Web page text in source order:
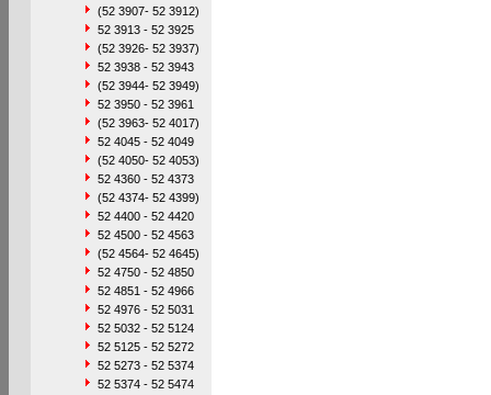
(52 3907- 52 3912)
52 3913 - 52 3925
(52 3926- 52 3937)
52 3938 - 52 3943
(52 3944- 52 3949)
52 3950 - 52 3961
(52 3963- 52 4017)
52 4045 - 52 4049
(52 4050- 52 4053)
52 4360 - 52 4373
(52 4374- 52 4399)
52 4400 - 52 4420
52 4500 - 52 4563
(52 4564- 52 4645)
52 4750 - 52 4850
52 4851 - 52 4966
52 4976 - 52 5031
52 5032 - 52 5124
52 5125 - 52 5272
52 5273 - 52 5374
52 5374 - 52 5474